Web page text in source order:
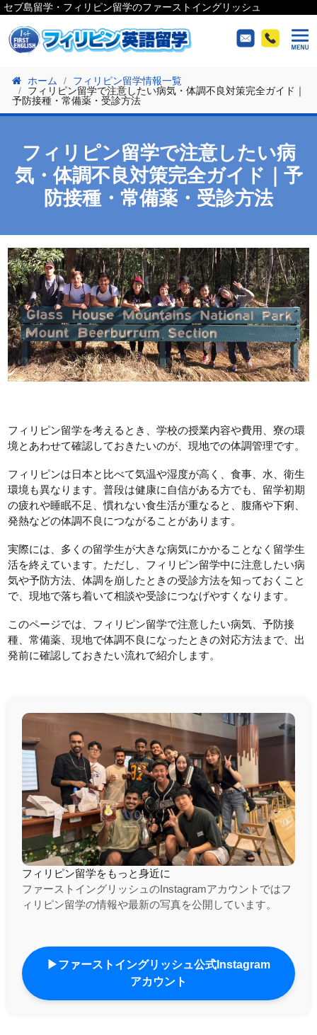
セブ島留学・フィリピン留学のファーストイングリッシュ
ホーム
フィリピン留学情報一覧
フィリピン留学で注意したい病気・体調不良対策完全ガイド｜
予防接種・常備薬・受診方法
フィリピン留学で注意したい病
気・体調不良対策完全ガイド｜予
防接種・常備薬・受診方法
フィリピン留学を考えるとき、学校の授業内容や費用、寮の環
境とあわせて確認しておきたいのが、現地での体調管理です。
フィリピンは日本と比べて気温や湿度が高く、食事、水、衛生
環境も異なります。普段は健康に自信がある方でも、留学初期
の疲れや睡眠不足、慣れない食生活が重なると、腹痛や下痢、
発熱などの体調不良につながることがあります。
実際には、多くの留学生が大きな病気にかかることなく留学生
活を終えています。ただし、フィリピン留学中に注意したい病
気や予防方法、体調を崩したときの受診方法を知っておくこと
で、現地で落ち着いて相談や受診につなげやすくなります。
このページでは、フィリピン留学で注意したい病気、予防接
種、常備薬、現地で体調不良になったときの対応方法まで、出
発前に確認しておきたい流れで紹介します。
フィリピン留学をもっと身近に
ファーストイングリッシュのInstagramアカウントではフ
ィリピン留学の情報や最新の写真を公開しています。
▶ファーストイングリッシュ公式Instagram
アカウント